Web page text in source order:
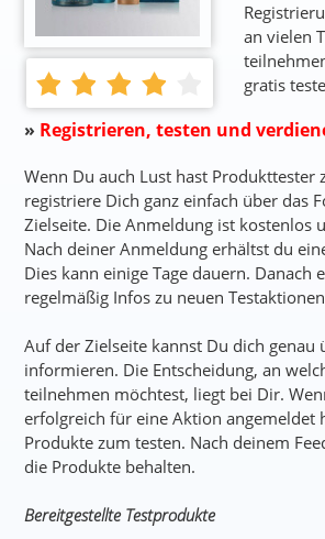
an vielen
gratis
» Registrieren, testen und
Wenn Du auch Lust hast Produkttester
registriere Dich ganz einfach über das
Zielseite. Die Anmeldung ist kostenlos
Nach deiner Anmeldung erhältst du
Dies kann einige Tage dauern. Danach
regelmäßig Infos zu neuen
Auf der Zielseite kannst Du dich genau
informieren. Die Entscheidung, an
teilnehmen möchtest, liegt bei Dir.
erfolgreich für eine Aktion angemeldet
Produkte zum testen. Nach deinem
die Produkte behalten.
Bereitgestellte Testprodukte